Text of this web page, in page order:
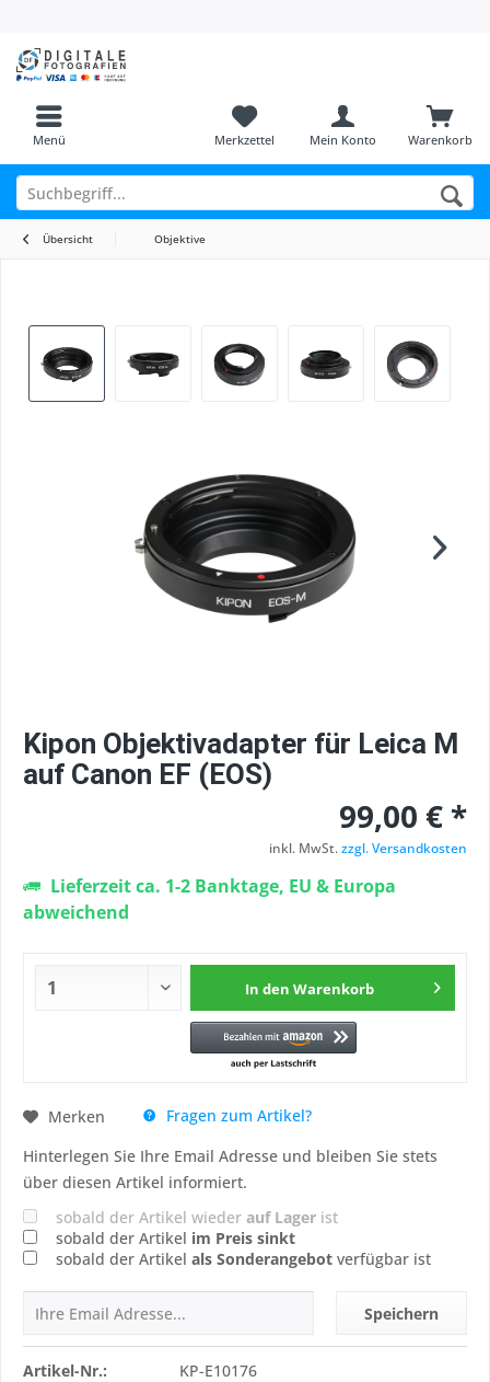
Menü Warenkorb
Merkzettel Mein Konto
Übersicht Objektive
Kipon Objektivadapter für Leica M
auf Canon EF (EOS)
99,00 € *
inkl. MwSt.zzgl. Versandkosten
Lieferzeit ca. 1-2 Banktage, EU & Europa
abweichend
In den Warenkorb
Merken
Fragen zum Artikel?
Hinterlegen Sie Ihre Email Adresse und bleiben Sie stets
über diesen Artikel informiert.
sobald der Artikel wieder auf Lager ist
sobald der Artikel im Preis sinkt
sobald der Artikel als Sonderangebot verfügbar ist
Speichern
Artikel-Nr.:
KP-E10176